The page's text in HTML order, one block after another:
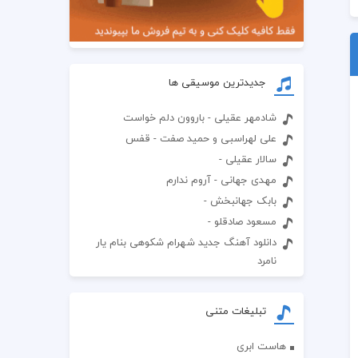
جدیدترین موسیقی ها
شادمهر عقیلی - باروون دلم خواست
علی لهراسبی و حمید صفت - قفس
سالار عقیلی -
مهدی جهانی - آروم ندارم
بابک جهانبخش -
مسعود صادقلو -
دانلود آهنگ جدید شهرام شکوهی بنام یار
نامرد
تبلیغات متنی
هاست ابری